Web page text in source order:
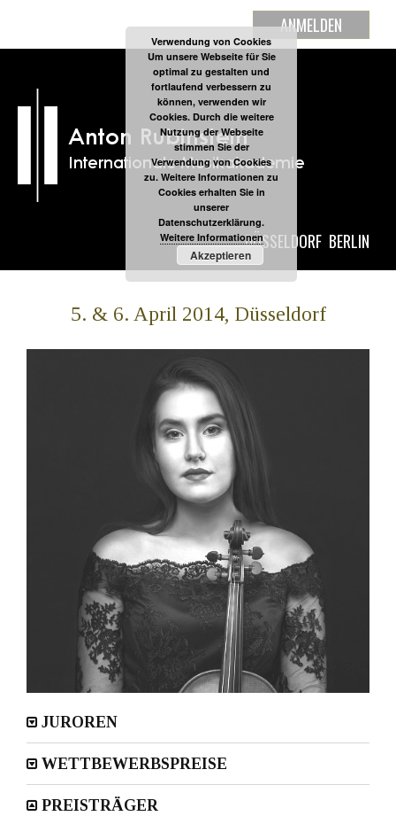
ANMELDEN
DÜSSELDORF BERLIN
5. & 6. April 2014, Düsseldorf
JUROREN
WETTBEWERBSPREISE
PREISTRÄGER
Verwendung von Cookies
Um unsere Webseite für Sie
optimal zu gestalten und
fortlaufend verbessern zu
können, verwenden wir
Cookies. Durch die weitere
Nutzung der Webseite
stimmen Sie der
Verwendung von Cookies
zu. Weitere Informationen zu
Cookies erhalten Sie in
unserer
Datenschutzerklärung.
Weitere Informationen
Akzeptieren